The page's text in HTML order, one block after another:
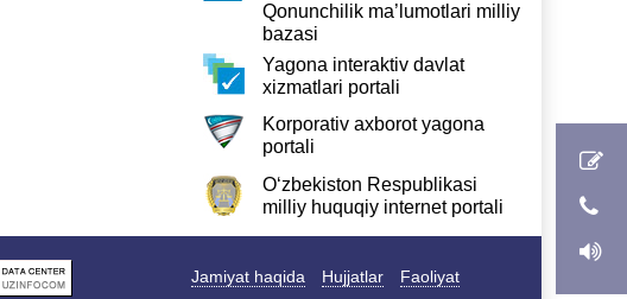
Qonunchilik ma’lumotlari milliy
bazasi
Yagona interaktiv davlat
xizmatlari portali
Korporativ axborot yagona
portali
O‘zbekiston Respublikasi
milliy huquqiy internet portali
Jamiyat haqida Hujjatlar Faoliyat